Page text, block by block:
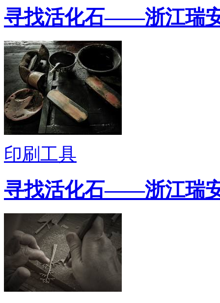
寻找活化石——浙江瑞
印刷工具
寻找活化石——浙江瑞